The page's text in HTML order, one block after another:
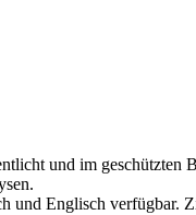
und im geschützten
und Englisch verfügbar.